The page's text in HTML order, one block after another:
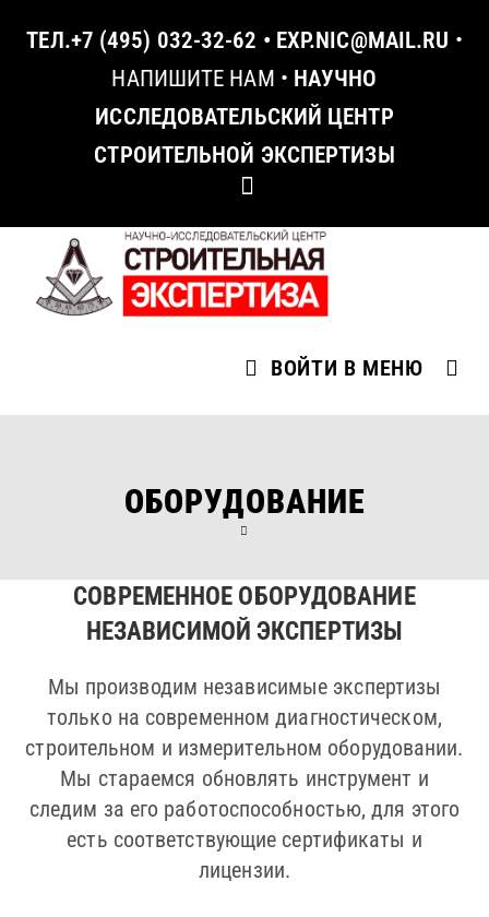
ТЕЛ.+7 (495) 032-32-62 • EXP.NIC@MAIL.RU •
НАПИШИТЕ НАМ • НАУЧНО
ИССЛЕДОВАТЕЛЬСКИЙ ЦЕНТР
СТРОИТЕЛЬНОЙ ЭКСПЕРТИЗЫ
ВОЙТИ В МЕНЮ
ОБОРУДОВАНИЕ
СОВРЕМЕННОЕ ОБОРУДОВАНИЕ
НЕЗАВИСИМОЙ ЭКСПЕРТИЗЫ
Мы производим независимые экспертизы
только на современном диагностическом,
строительном и измерительном оборудовании.
Мы стараемся обновлять инструмент и
следим за его работоспособностью, для этого
есть соответствующие сертификаты и
лицензии.